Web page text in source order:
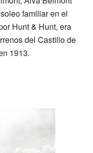
familiar en el
Hunt & Hunt, era
del Castillo de
1913.